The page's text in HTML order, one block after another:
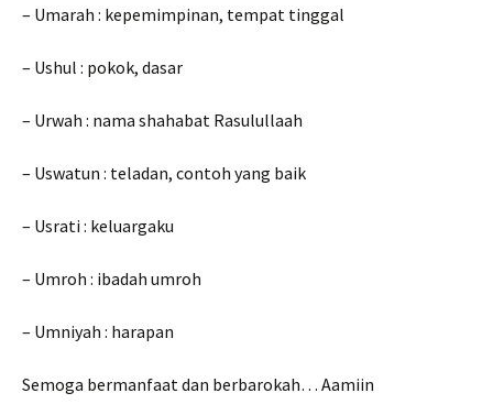
– Umarah : kepemimpinan, tempat tinggal
– Ushul : pokok, dasar
– Urwah : nama shahabat Rasulullaah
– Uswatun : teladan, contoh yang baik
– Usrati : keluargaku
– Umroh : ibadah umroh
– Umniyah : harapan
Semoga bermanfaat dan berbarokah… Aamiin